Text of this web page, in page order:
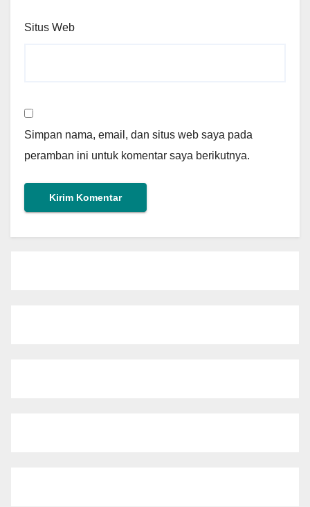
Situs Web
Simpan nama, email, dan situs web saya pada
peramban ini untuk komentar saya berikutnya.